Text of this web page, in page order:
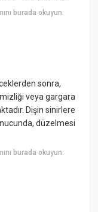
burada okuyun:
sonra,
veya gargara
Dişin sinirlere
düzelmesi
burada okuyun: